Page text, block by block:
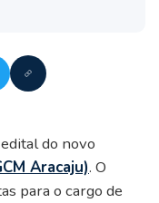
do novo
Aracaju). O
para o cargo de